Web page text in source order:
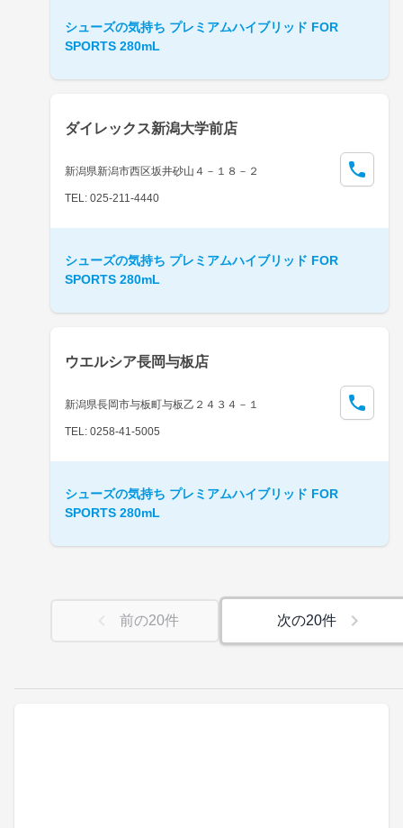
シューズの気持ち プレミアムハイブリッド FOR
SPORTS 280mL
ダイレックス新潟大学前店
新潟県新潟市西区坂井砂山４－１８－２
TEL: 025-211-4440
シューズの気持ち プレミアムハイブリッド FOR
SPORTS 280mL
ウエルシア長岡与板店
新潟県長岡市与板町与板乙２４３４－１
TEL: 0258-41-5005
シューズの気持ち プレミアムハイブリッド FOR
SPORTS 280mL
前の20件 次の20件